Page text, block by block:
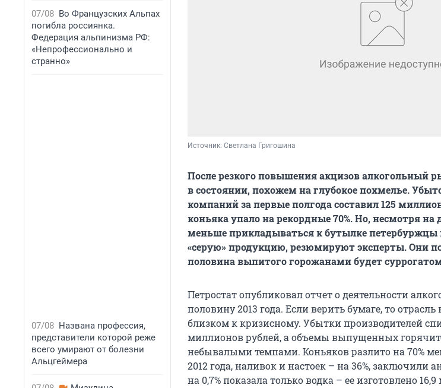
07/08 Во Французских Альпах
погибла россиянка.
Федерация альпинизма РФ:
«Непрофессионально и
странно»
07/08 Названа профессия,
представители которой реже
всего умирают от болезни
Альцгеймера
Источник: Светлана Григошина
После резкого повышения акцизов алкогольный
в состоянии, похожем на глубокое похмелье.
компаний за первые полгода составил 125
коньяка упало на рекордные 70%. Но, несмотря
меньше прикладываться к бутылке петербуржцы
«серую» продукцию, резюмируют эксперты. Они
половина выпитого горожанами будет
Петростат опубликовал отчет о деятельности
половину 2013 года. Если верить бумаге, то
близком к кризисному. Убытки производителей
миллионов рублей, а объемы выпущенных
небывалыми темпами. Коньяков разлито на 70%
2012 года, наливок и настоек – на 36%, заключили
на 0,7% показала только водка – ее изготовлено